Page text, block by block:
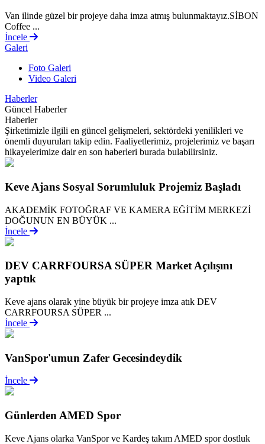
Van ilinde güzel bir projeye daha imza atmış bulunmaktayız.SİBON
Coffee ...
İncele
Galeri
Foto Galeri
Video Galeri
Haberler
Güncel Haberler
Haberler
Şirketimizle ilgili en güncel gelişmeleri, sektördeki yenilikleri ve
önemli duyuruları takip edin. Faaliyetlerimiz, projelerimiz ve başarı
hikayelerimize dair en son haberleri burada bulabilirsiniz.
Keve Ajans Sosyal Sorumluluk Projemiz Başladı
AKADEMİK FOTOĞRAF VE KAMERA EĞİTİM MERKEZİ
DOĞUNUN EN BÜYÜK ...
İncele
DEV CARRFOURSA SÜPER Market Açılışını
yaptık
Keve ajans olarak yine büyük bir projeye imza atık DEV
CARRFOURSA SÜPER ...
İncele
VanSpor'umun Zafer Gecesindeydik
İncele
Günlerden AMED Spor
Keve Ajans olarka VanSpor ve Kardeş takım AMED spor dostluk